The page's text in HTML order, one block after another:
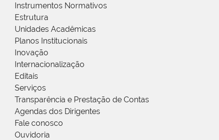
Instrumentos Normativos
Estrutura
Unidades Acadêmicas
Planos Institucionais
Inovação
Internacionalização
Editais
Serviços
Transparência e Prestação de Contas
Agendas dos Dirigentes
Fale conosco
Ouvidoria